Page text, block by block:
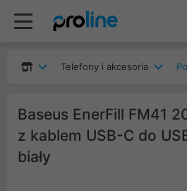
Telefony i akcesoria
Baseus EnerFill FM41
z kablem USB-C do
biały